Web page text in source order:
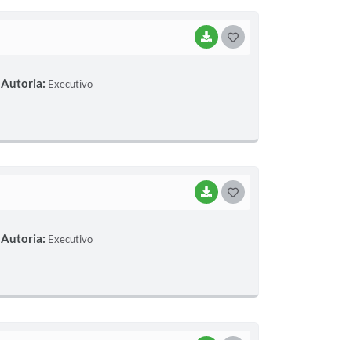
BAIXAR
Autoria: Executivo
BAIXAR
Autoria: Executivo